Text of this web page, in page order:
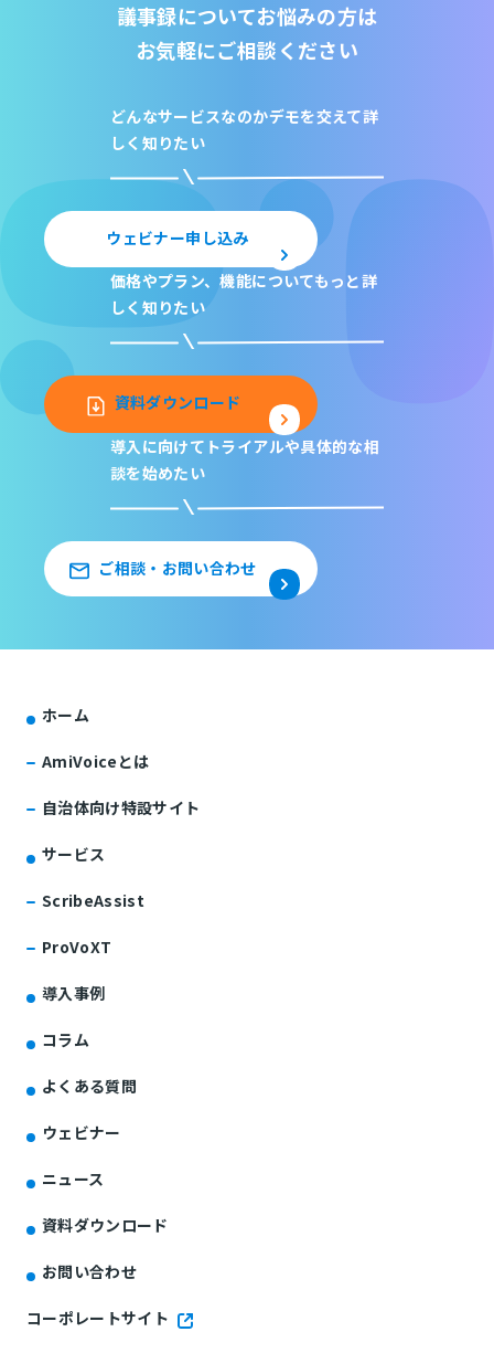
議事録についてお悩みの方は
お気軽にご相談ください
どんなサービスなのかデモを交えて詳
しく知りたい
ウェビナー申し込み
価格やプラン、機能についてもっと詳
しく知りたい
資料ダウンロード
導入に向けてトライアルや具体的な相
談を始めたい
ご相談・お問い合わせ
ホーム
AmiVoiceとは
自治体向け特設サイト
サービス
ScribeAssist
ProVoXT
導入事例
コラム
よくある質問
ウェビナー
ニュース
資料ダウンロード
お問い合わせ
コーポレートサイト